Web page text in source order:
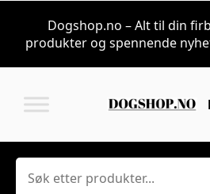
Dogshop.no – Alt til din
produkter og spennende
Søk